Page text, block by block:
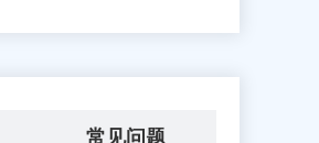
常见问题